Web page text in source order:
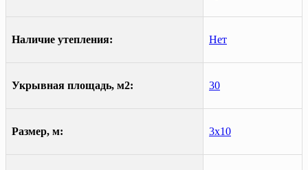
Наличие утепления: Нет
Укрывная площадь, м2: 30
Размер, м: 3х10